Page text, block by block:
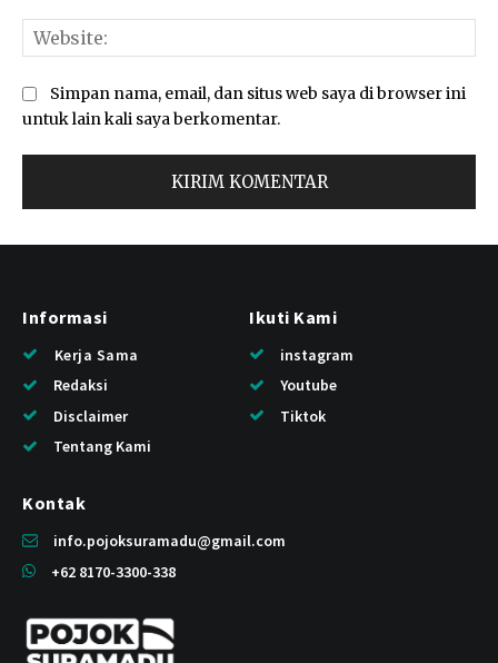
Simpan nama, email, dan situs web saya di browser ini
untuk lain kali saya berkomentar.
Informasi
Kerja Sama
Redaksi
Disclaimer
Tentang Kami
Ikuti Kami
instagram
Youtube
Tiktok
Kontak
info.pojoksuramadu@gmail.com
+62 8170-3300-338